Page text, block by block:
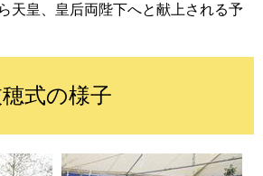
天皇、皇后両陛下へと献上される予
式の様子